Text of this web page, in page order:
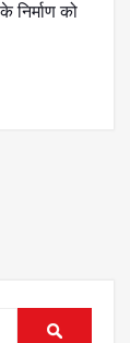
निर्माण को